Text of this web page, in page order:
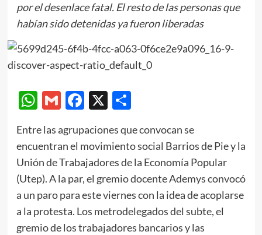
por el desenlace fatal. El resto de las personas que
habían sido detenidas ya fueron liberadas
WhatsApp
GmailFacebook
X Compartir
Entre las agrupaciones que convocan se
encuentran el movimiento social Barrios de Pie y la
Unión de Trabajadores de la Economía Popular
(Utep). A la par, el gremio docente Ademys convocó
a un paro para este viernes con la idea de acoplarse
a la protesta. Los metrodelegados del subte, el
gremio de los trabajadores bancarios y las